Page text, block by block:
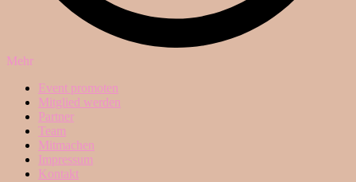
Mehr
Event promoten
Mitglied werden
Partner
Team
Mitmachen
Impressum
Kontakt